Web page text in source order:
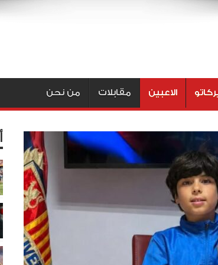
الاعبين مقابلات من نحن